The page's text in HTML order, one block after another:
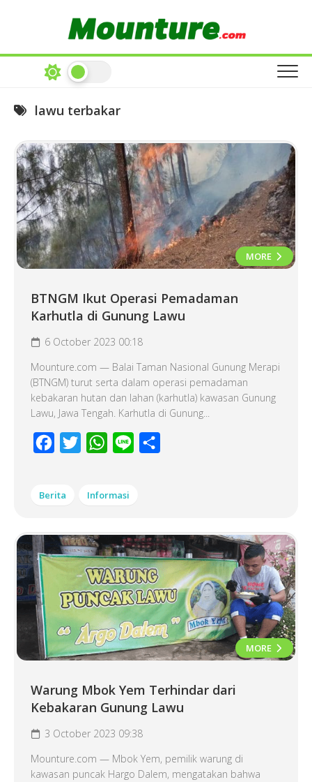
lawu terbakar
MORE
BTNGM Ikut Operasi Pemadaman
Karhutla di Gunung Lawu
6 October 2023 00:18
Mounture.com — Balai Taman Nasional Gunung Merapi
(BTNGM) turut serta dalam operasi pemadaman
kebakaran hutan dan lahan (karhutla) kawasan Gunung
Lawu, Jawa Tengah. Karhutla di Gunung...
Facebook
Twitter WhatsApp
Line
Berita Informasi
MORE
Warung Mbok Yem Terhindar dari
Kebakaran Gunung Lawu
3 October 2023 09:38
Mounture.com — Mbok Yem, pemilik warung di
kawasan puncak Hargo Dalem, mengatakan bahwa